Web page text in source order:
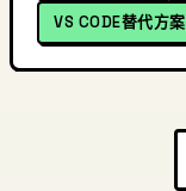
VS CODE替代方案